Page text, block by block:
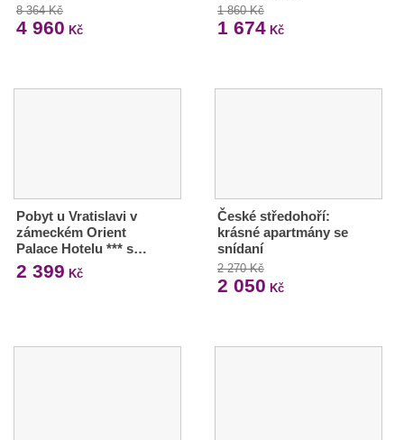
8 364 Kč
4 960 Kč
1 860 Kč
1 674Kč
Pobyt u Vratislavi v
zámeckém Orient
Palace Hotelu *** s…
2 399 Kč
České středohoří:
krásné apartmány se
snídaní
2 270 Kč
2 050 Kč